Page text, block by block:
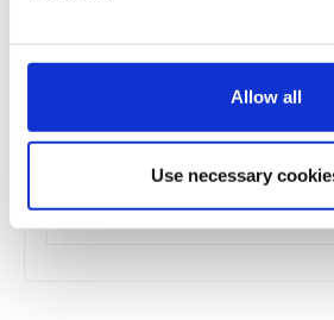
Allow all
Use necessary
16.00
Προεγγραφή | Σάββατο 14/02/2026 |